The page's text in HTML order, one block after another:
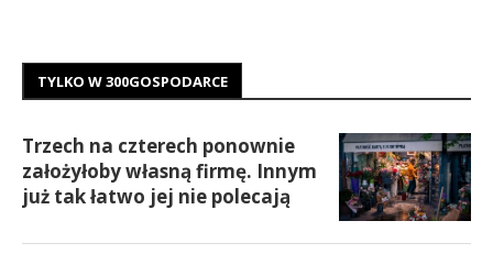
TYLKO W 300GOSPODARCE
Trzech na czterech ponownie
założyłoby własną firmę. Innym
już tak łatwo jej nie polecają